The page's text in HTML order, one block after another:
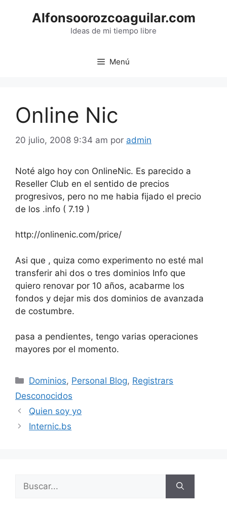
Alfonsoorozcoaguilar.com
Ideas de mi tiempo libre
Menú
Online Nic
20 julio, 2008 9:34 am por admin
Noté algo hoy con OnlineNic. Es parecido a
Reseller Club en el sentido de precios
progresivos, pero no me habia fijado el precio
de los .info ( 7.19 )
http://onlinenic.com/price/
Asi que , quiza como experimento no esté mal
transferir ahi dos o tres dominios Info que
quiero renovar por 10 años, acabarme los
fondos y dejar mis dos dominios de avanzada
de costumbre.
pasa a pendientes, tengo varias operaciones
mayores por el momento.
Categorías
Dominios, Personal Blog, Registrars
Desconocidos
Quien soy yo
Internic.bs
Buscar: